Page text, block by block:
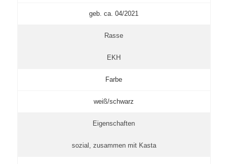
geb. ca. 04/2021
Rasse
EKH
Farbe
weiß/schwarz
Eigenschaften
sozial, zusammen mit Kasta